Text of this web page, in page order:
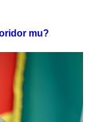
mu?